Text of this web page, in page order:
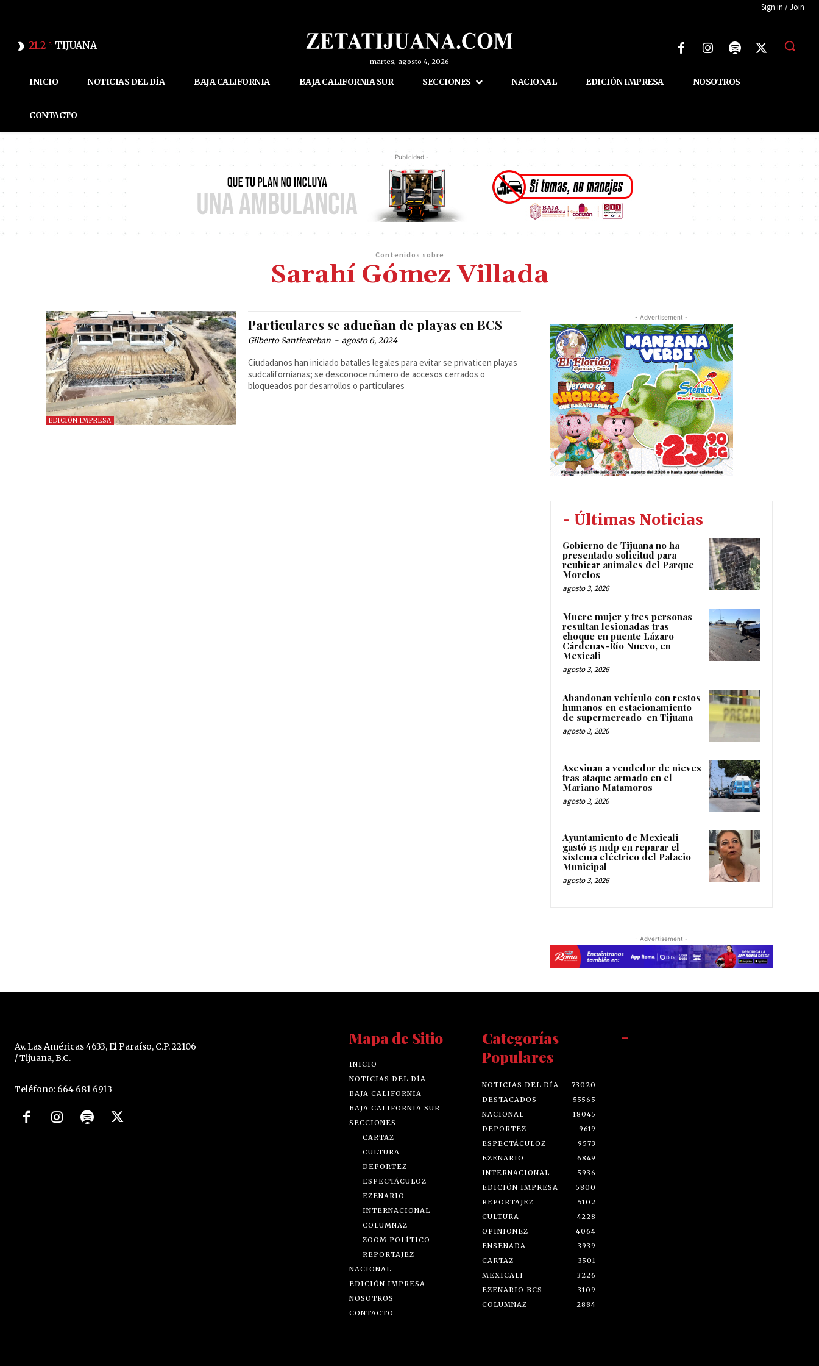
Sign in / Join
21.2 C TIJUANA
martes, agosto 4, 2026
INICIO NOTICIAS DEL DÍA BAJA CALIFORNIA BAJA CALIFORNIA SUR SECCIONES NACIONAL EDICIÓN IMPRESA NOSOTROS
CONTACTO
- Publicidad -
Contenidos sobre
Sarahí Gómez Villada
EDICIÓN IMPRESA
Particulares se adueñan de playas en BCS
Gilberto Santiesteban - agosto 6, 2024
Ciudadanos han iniciado batalles legales para evitar se privaticen playas
sudcalifornianas; se desconoce número de accesos cerrados o
bloqueados por desarrollos o particulares
- Advertisement -
- Últimas Noticias
Gobierno de Tijuana no ha
presentado solicitud para
reubicar animales del Parque
Morelos
agosto 3, 2026
Muere mujer y tres personas
resultan lesionadas tras
choque en puente Lázaro
Cárdenas-Río Nuevo, en
Mexicali
agosto 3, 2026
Abandonan vehículo con restos
humanos en estacionamiento
de supermercado en Tijuana
agosto 3, 2026
Asesinan a vendedor de nieves
tras ataque armado en el
Mariano Matamoros
agosto 3, 2026
Ayuntamiento de Mexicali
gastó 15 mdp en reparar el
sistema eléctrico del Palacio
Municipal
agosto 3, 2026
- Advertisement -
Av. Las Américas 4633, El Paraíso, C.P. 22106
/ Tijuana, B.C.
Teléfono: 664 681 6913
Mapa de Sitio
INICIO
NOTICIAS DEL DÍA
BAJA CALIFORNIA
BAJA CALIFORNIA SUR
SECCIONES
CARTAZ
CULTURA
DEPORTEZ
ESPECTÁCULOZ
EZENARIO
INTERNACIONAL
COLUMNAZ
ZOOM POLÍTICO
REPORTAJEZ
NACIONAL
EDICIÓN IMPRESA
NOSOTROS
CONTACTO
Categorías
Populares
NOTICIAS DEL DÍA
73020
DESTACADOS
55565
NACIONAL
18045
DEPORTEZ
9619
ESPECTÁCULOZ
9573
EZENARIO
6849
INTERNACIONAL
5936
EDICIÓN IMPRESA
5800
REPORTAJEZ
5102
CULTURA
4228
OPINIONEZ
4064
ENSENADA
3939
CARTAZ
3501
MEXICALI
3226
EZENARIO BCS
3109
COLUMNAZ
2884
-